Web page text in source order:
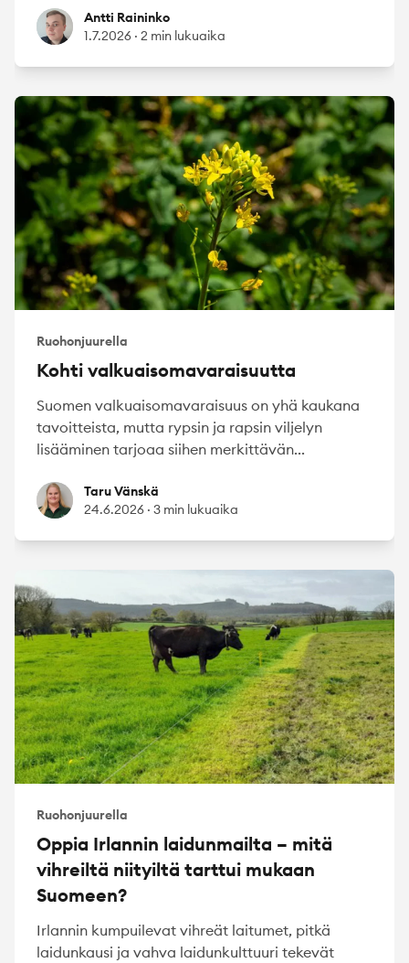
Antti Raininko
Antti Raininko
1.7.2026 · 2 min lukuaika
Ruohonjuurella
Kohti valkuaisomavaraisuutta
Suomen valkuaisomavaraisuus on yhä kaukana
tavoitteista, mutta rypsin ja rapsin viljelyn
lisääminen tarjoaa siihen merkittävän...
Taru VänskäTaru Vänskä
24.6.2026 · 3 min lukuaika
Ruohonjuurella
Oppia Irlannin laidunmailta – mitä
vihreiltä niityiltä tarttui mukaan
Suomeen?
Irlannin kumpuilevat vihreät laitumet, pitkä
laidunkausi ja vahva laidunkulttuuri tekevät